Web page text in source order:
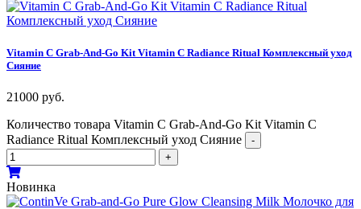
Vitamin C Grab-And-Go Kit Vitamin C Radiance Ritual Комплексный уход
Сияние
21000 руб.
Количество товара Vitamin C Grab-And-Go Kit Vitamin C
Radiance Ritual Комплексный уход Сияние
-
+
Новинка